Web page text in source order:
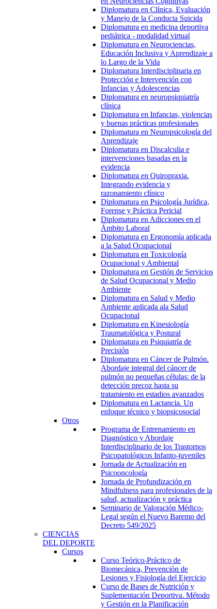
Diplomatura en Clínica, Evaluación
y Manejo de la Conducta Suicida
Diplomatura en medicina deportiva
pediátrica - modalidad virtual
Diplomatura en Neurociencias,
Educación Inclusiva y Aprendizaje a
lo Largo de la Vida
Diplomatura Interdisciplinaria en
Protección e Intervención con
Infancias y Adolescencias
Diplomatura en neuropsiquiatría
clínica
Diplomatura en Infancias, violencias
y buenas prácticas profesionales
Diplomatura en Neuropsicología del
Aprendizaje
Diplomatura en Discalculia e
intervenciones basadas en la
evidencia
Diplomatura en Quiropraxia.
Integrando evidencia y
razonamiento clínico
Diplomatura en Psicología Jurídica,
Forense y Práctica Pericial
Diplomatura en Adicciones en el
Ámbito Laboral
Diplomatura en Ergonomía aplicada
a la Salud Ocupacional
Diplomatura en Toxicología
Ocupacional y Ambiental
Diplomatura en Gestión de Servicios
de Salud Ocupacional y Medio
Ambiente
Diplomatura en Salud y Medio
Ambiente aplicada ala Salud
Ocupacional
Diplomatura en Kinesiología
Traumatológica y Postural
Diplomatura en Psiquiatría de
Precisión
Diplomatura en Cáncer de Pulmón.
Abordaje integral del cáncer de
pulmón no pequeñas células: de la
detección precoz hasta su
tratamiento en estadios avanzados
Diplomatura en Lactancia. Un
enfoque técnico y biopsicosocial
Otros
Programa de Entrenamiento en
Diagnóstico y Abordaje
Interdisciplinario de los Trastornos
Psicopatológicos Infanto-juveniles
Jornada de Actualización en
Psicooncología
Jornada de Profundización en
Mindfulness para profesionales de la
salud, actualización y práctica
Seminario de Valoración Médico-
Legal según el Nuevo Baremo del
Decreto 549/2025
CIENCIAS
DEL DEPORTE
Cursos
Curso Teórico-Práctico de
Biomecánica, Prevención de
Lesiones y Fisiología del Ejercicio
Curso de Bases de Nutrición y
Suplementación Deportiva. Método
y Gestión en la Planificación